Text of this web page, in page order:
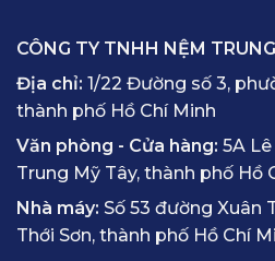
CÔNG TY TNHH NỆM
Địa chỉ: 1/22 Đường số 3,
thành phố Hồ Chí Minh
Văn phòng - Cửa hàng: 5A
Trung Mỹ Tây, thành phố Hồ
Nhà máy: Số 53 đường Xuân
Thới Sơn, thành phố Hồ Chí